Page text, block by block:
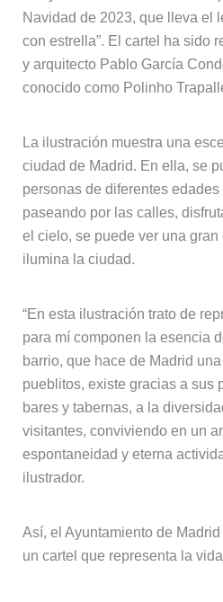
Navidad de 2023, que lleva el
con estrella”. El cartel ha sido
y arquitecto Pablo García
conocido como Polinho
La ilustración muestra una
ciudad de Madrid. En ella, se
personas de diferentes
paseando por las calles,
el cielo, se puede ver una
ilumina la ciudad.
“En esta ilustración trato de
para mí componen la esencia
barrio, que hace de Madrid
pueblitos, existe gracias a sus
bares y tabernas, a la
visitantes, conviviendo en un
espontaneidad y eterna
ilustrador.
Así, el Ayuntamiento de
un cartel que representa la